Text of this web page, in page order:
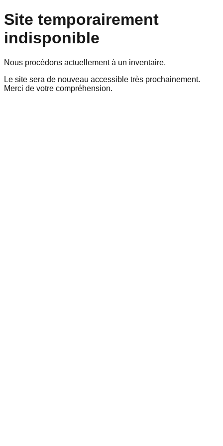
Site temporairement
indisponible
Nous procédons actuellement à un inventaire.
Le site sera de nouveau accessible très prochainement.
Merci de votre compréhension.